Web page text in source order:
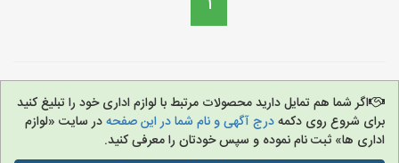
اگر شما هم تمایل دارید محصولات مرتبط با لوازم اداری خود را تبلیغ کنید
برای شروع روی دکمهدرج آگهی و نام شما در این صفحهدر سایت «لوازم
اداری ها» ثبت نام نموده و سپس خودتان را معرفی کنید.